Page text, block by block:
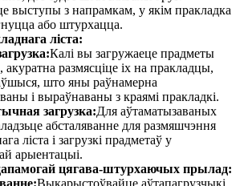
выступы з напрамкам, у якім пракладка
або штурхацца.
ліста:
Калі вы загружаеце прадметы
размясціце іх на пракладцы,
што яны раўнамерна
і выраўнаваны з краямі пракладкі.
загрузка:Для аўтаматызаваных
абсталяванне для размяшчэння
ліста і загрузкі прадметаў у
арыентацыі.
цягава-штурхаючых прылад:
Выкарыстоўвайце аўтапагрузчыкі